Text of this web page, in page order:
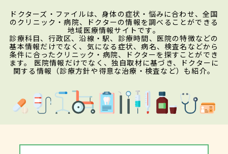
ドクターズ・ファイルは、身体の症状・悩みに合わせ、全国
のクリニック・病院、ドクターの情報を調べることができる
地域医療情報サイトです。
診療科目、行政区、沿線・駅、診療時間、医院の特徴などの
基本情報だけでなく、気になる症状、病名、検査名などから
条件に合ったクリニック・病院、ドクターを探すことができ
ます。 医院情報だけでなく、独自取材に基づき、ドクターに
関する情報（診療方針や得意な治療・検査など）も紹介。